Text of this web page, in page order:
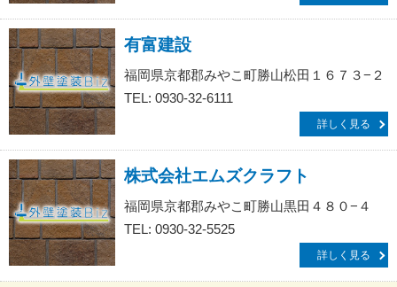
有富建設
福岡県京都郡みやこ町勝山松田１６７３−２
TEL: 0930-32-6111
詳しく見る
株式会社エムズクラフト
福岡県京都郡みやこ町勝山黒田４８０−４
TEL: 0930-32-5525
詳しく見る